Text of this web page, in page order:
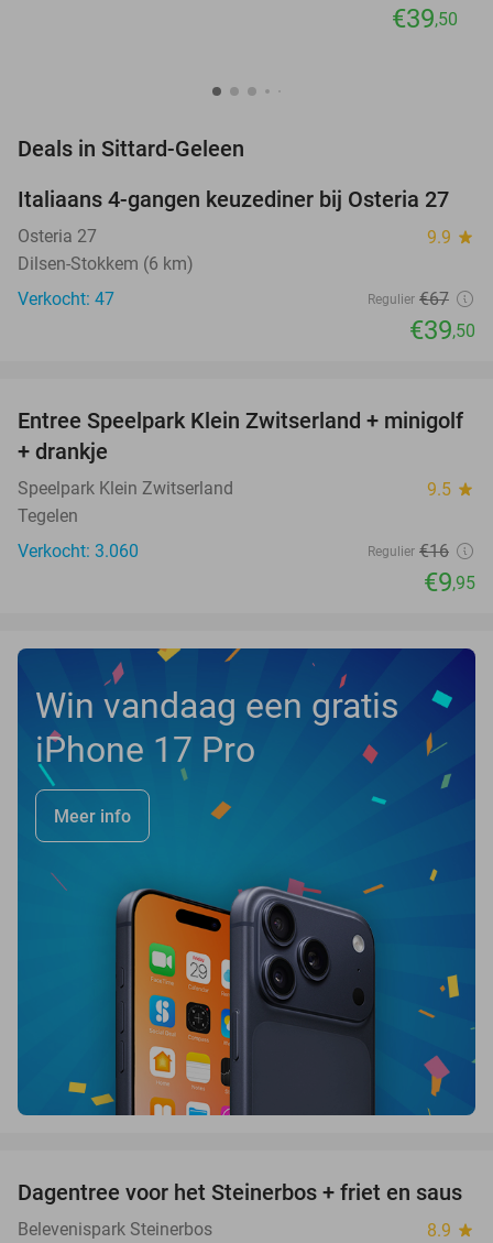
€39,50
Deals in Sittard-Geleen
41%
TODAY
Italiaans 4-gangen keuzediner bij Osteria 27
Osteria 27 9.9 star
Dilsen-Stokkem (6 km)
Verkocht: 47
Regulier €67
€39,50
38%
Entree Speelpark Klein Zwitserland + minigolf
+ drankje
Speelpark Klein Zwitserland 9.5 star
Tegelen
Verkocht: 3.060
Regulier €16
€9,95
Win vandaag een gratis
iPhone 17 Pro
Meer info
37%
Dagentree voor het Steinerbos + friet en saus
Belevenispark Steinerbos 8.9 star